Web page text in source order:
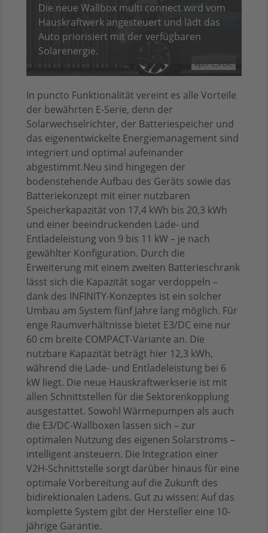
epr/ E3/DC
Die neue Wallbox multi connect wird vom
Hauskraftwerk angesteuert und lädt das
Auto priorisiert mit der verfügbaren
Solarenergie.
In puncto Funktionalität vereint es alle Vorteile
der bewährten E-Serie, denn der
Solarwechselrichter, der Batteriespeicher und
das eigenentwickelte Energiemanagement sind
integriert und optimal aufeinander
abgestimmt.Neu sind hingegen der
bodenstehende Aufbau des Geräts sowie das
Batteriekonzept mit einer nutzbaren
Speicherkapazität von 17,4 kWh bis 20,3 kWh
und einer beeindruckenden Lade- und
Entladeleistung von 9 bis 11 kW – je nach
gewählter Konfiguration. Durch die
Erweiterung mit einem zweiten Batterieschrank
lässt sich die Kapazität sogar verdoppeln –
dank des INFINITY-Konzeptes ist ein solcher
Umbau am System fünf Jahre lang möglich. Für
enge Raumverhältnisse bietet E3/DC eine nur
60 cm breite COMPACT-Variante an. Die
nutzbare Kapazität beträgt hier 12,3 kWh,
während die Lade- und Entladeleistung bei 6
kW liegt. Die neue Hauskraftwerkserie ist mit
allen Schnittstellen für die Sektorenkopplung
ausgestattet. Sowohl Wärmepumpen als auch
die E3/DC-Wallboxen lassen sich – zur
optimalen Nutzung des eigenen Solarstroms –
intelligent ansteuern. Die Integration einer
V2H-Schnittstelle sorgt darüber hinaus für eine
optimale Vorbereitung auf die Zukunft des
bidirektionalen Ladens. Gut zu wissen: Auf das
komplette System gibt der Hersteller eine 10-
jährige Garantie.